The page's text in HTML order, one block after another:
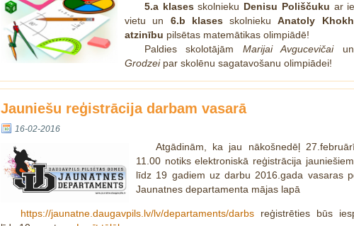
5.a klasesskolnieku Denisu Poliščuku ar
vietu un 6.b klasesskolniekuAnatoly
atzinību pilsētas matemātikas olimpiādē!
Paldies skolotājām Marijai Avgucevičai
Grodzei par skolēnu sagatavošanu olimpiādei!
Jauniešu reģistrācija darbam vasarā
16-02-2016
Atgādinām, ka jau nākošnedēļ
11.00 notiks elektroniskā reģistrācija
līdz 19 gadiem uz darbu 2016.gada vasaras
Jaunatnes departamenta mājas lapā
https://jaunatne.daugavpils.lv/lv/departaments/darbs reģistrēties būs